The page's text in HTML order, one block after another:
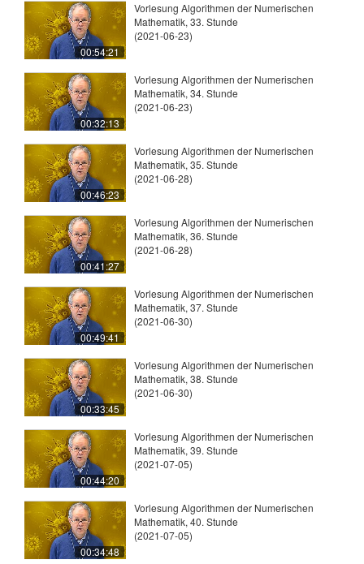
00:54:21
Vorlesung Algorithmen der Numerischen
Mathematik, 33. Stunde
(2021-06-23)
00:32:13
Vorlesung Algorithmen der Numerischen
Mathematik, 34. Stunde
(2021-06-23)
00:46:23
Vorlesung Algorithmen der Numerischen
Mathematik, 35. Stunde
(2021-06-28)
00:41:27
Vorlesung Algorithmen der Numerischen
Mathematik, 36. Stunde
(2021-06-28)
00:49:41
Vorlesung Algorithmen der Numerischen
Mathematik, 37. Stunde
(2021-06-30)
00:33:45
Vorlesung Algorithmen der Numerischen
Mathematik, 38. Stunde
(2021-06-30)
00:44:20
Vorlesung Algorithmen der Numerischen
Mathematik, 39. Stunde
(2021-07-05)
00:34:48
Vorlesung Algorithmen der Numerischen
Mathematik, 40. Stunde
(2021-07-05)